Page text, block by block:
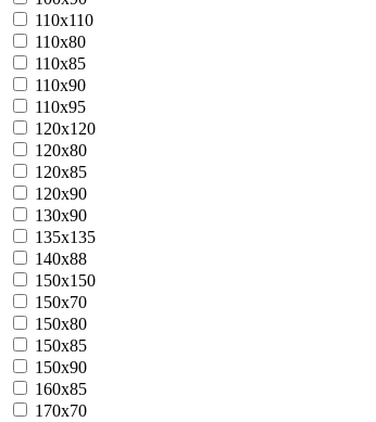
110x110
110x80
110x85
110x90
110x95
120x120
120x80
120x85
120x90
130x90
135x135
140x88
150x150
150x70
150x80
150x85
150x90
160x85
170x70